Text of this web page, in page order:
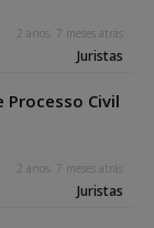
2 anos, 7 meses atrás
Juristas
Civil
2 anos, 7 meses atrás
Juristas